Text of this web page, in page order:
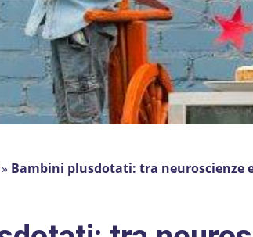
Bambini plusdotati: tra neuroscienze